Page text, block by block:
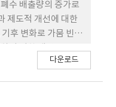
수 배출량의 증가로
제도적 개선에 대한
후 변화로 가뭄 빈발
키는 것이다. 해당 사
다운로드